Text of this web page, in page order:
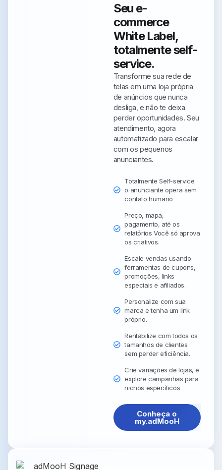
Seu e-
commerce
White Label,
totalmente self-
service.
Transforme sua rede de
telas em uma loja própria
de anúncios que nunca
desliga, e não te deixa
perder oportunidades.Seu
atendimento, agora
automatizado para escalar
com os pequenos
anunciantes.
Totalmente Self-service:
o anunciante opera sem
contato humano
Preço, mapa,
pagamento, até os
relatórios Você só aprova
os criativos.
Escale vendas usando
ferramentas de cupons,
promoções, links
especiais e afiliados.
Personalize com sua
marca e tenha um link
próprio.
Rentabilize com todos os
tamanhos de clientes
sem perder eficiência.
Crie variações de lojas, e
explore campanhas para
nichos específicos
Conheça o
my.adMooH